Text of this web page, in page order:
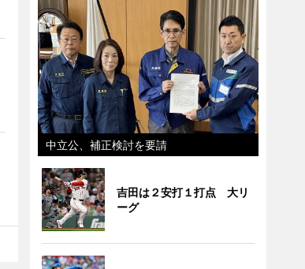
中立公、補正検討を要請
吉田は２安打１打点 大リ
ーグ